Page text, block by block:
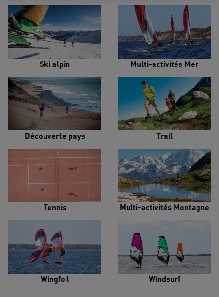
Ski alpin Multi-activités Mer
Découverte pays Trail
Tennis Multi-activités Montagne
Wingfoil Windsurf